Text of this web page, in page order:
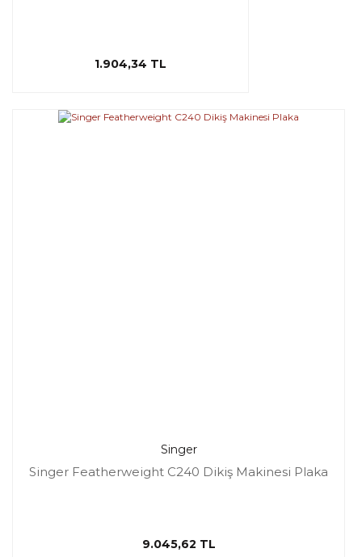
1.904,34 TL
Singer
Singer Featherweight C240 Dikiş Makinesi Plaka
9.045,62 TL